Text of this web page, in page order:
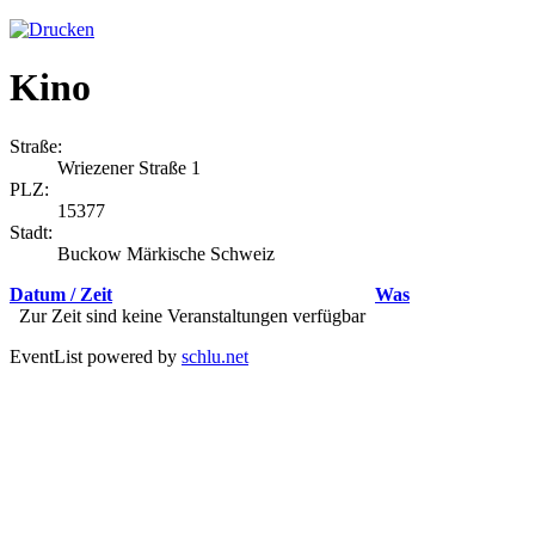
Kino
Straße:
Wriezener Straße 1
PLZ:
15377
Stadt:
Buckow Märkische Schweiz
Datum / Zeit
Was
Zur Zeit sind keine Veranstaltungen verfügbar
EventList powered by schlu.net